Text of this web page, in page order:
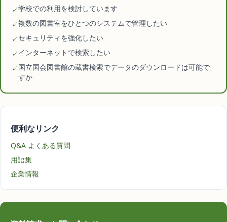
✓学校での利用を検討しています
✓複数の図書室をひとつのシステムで管理したい
✓セキュリティを強化したい
✓インターネットで検索したい
✓国立国会図書館の蔵書検索でデータのダウンロードは可能で
すか
便利なリンク
Q&A よくある質問
用語集
企業情報